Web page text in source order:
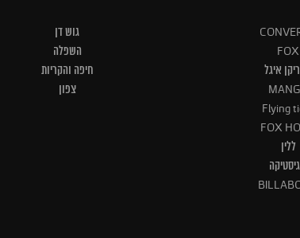
FOX
איגל
Flying
FOX
ללין
גוש דן
השפלה
חיפה והקריות
צפון